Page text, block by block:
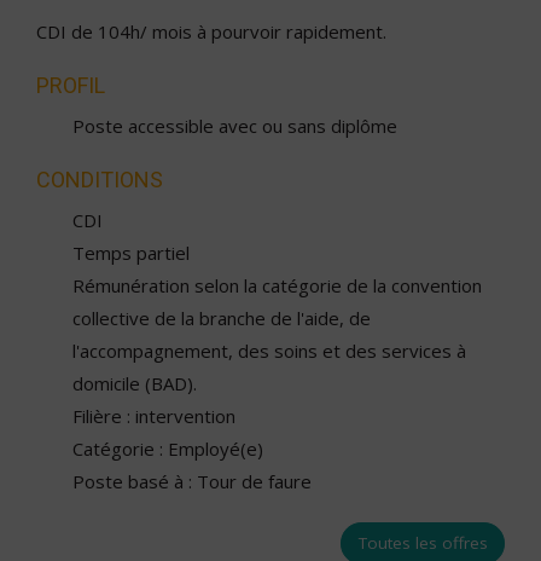
CDI de 104h/ mois à pourvoir rapidement.
PROFIL
Poste accessible avec ou sans diplôme
CONDITIONS
CDI
Temps partiel
Rémunération selon la catégorie de la convention
collective de la branche de l'aide, de
l'accompagnement, des soins et des services à
domicile (BAD).
Filière : intervention
Catégorie : Employé(e)
Poste basé à : Tour de faure
Toutes les offres